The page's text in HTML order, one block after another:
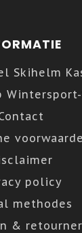
Skihelm
policy
methodes
&